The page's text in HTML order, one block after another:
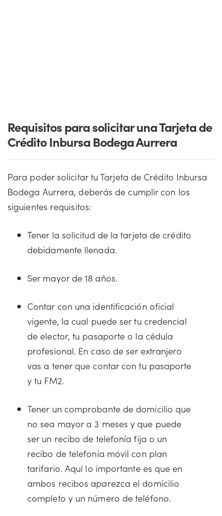
Requisitos para solicitar una Tarjeta de
Crédito Inbursa Bodega Aurrera
Para poder solicitar tu Tarjeta de Crédito Inbursa
Bodega Aurrera, deberás de cumplir con los
siguientes requisitos:
Tener la solicitud de la tarjeta de crédito
debidamente llenada.
Ser mayor de 18 años.
Contar con una identificación oficial
vigente, la cual puede ser tu credencial
de elector, tu pasaporte o la cédula
profesional. En caso de ser extranjero
vas a tener que contar con tu pasaporte
y tu FM2.
Tener un comprobante de domicilio que
no sea mayor a 3 meses y que puede
ser un recibo de telefonía fija o un
recibo de telefonía móvil con plan
tarifario. Aquí lo importante es que en
ambos recibos aparezca el domicilio
completo y un número de teléfono.